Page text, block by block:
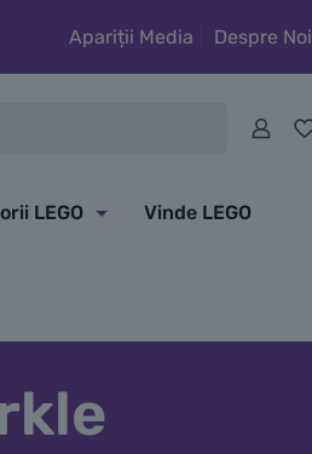
Apariții Media Despre Noi
LEGO Vinde LEGO